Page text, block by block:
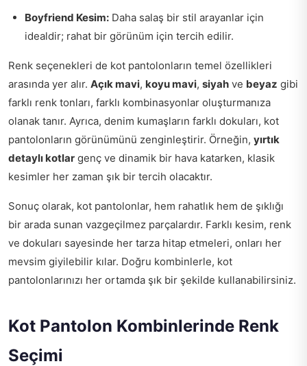
Boyfriend Kesim: Daha salaş bir stil arayanlar için
idealdir; rahat bir görünüm için tercih edilir.
Renk seçenekleri de kot pantolonların temel özellikleri
arasında yer alır. Açık mavi, koyu mavi, siyah ve beyaz gibi
farklı renk tonları, farklı kombinasyonlar oluşturmanıza
olanak tanır. Ayrıca, denim kumaşların farklı dokuları, kot
pantolonların görünümünü zenginleştirir. Örneğin, yırtık
detaylı kotlar genç ve dinamik bir hava katarken, klasik
kesimler her zaman şık bir tercih olacaktır.
Sonuç olarak, kot pantolonlar, hem rahatlık hem de şıklığı
bir arada sunan vazgeçilmez parçalardır. Farklı kesim, renk
ve dokuları sayesinde her tarza hitap etmeleri, onları her
mevsim giyilebilir kılar. Doğru kombinlerle, kot
pantolonlarınızı her ortamda şık bir şekilde kullanabilirsiniz.
Kot Pantolon Kombinlerinde Renk
Seçimi